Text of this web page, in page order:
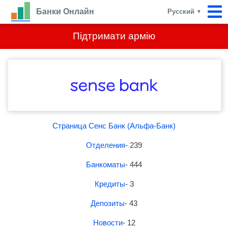
Підтримати армію
Банки Онлайн Русский ▼
Страница Сенс Банк (Альфа-Банк)
Отделения- 239
Банкоматы- 444
Кредиты- 3
Депозиты- 43
Новости- 12